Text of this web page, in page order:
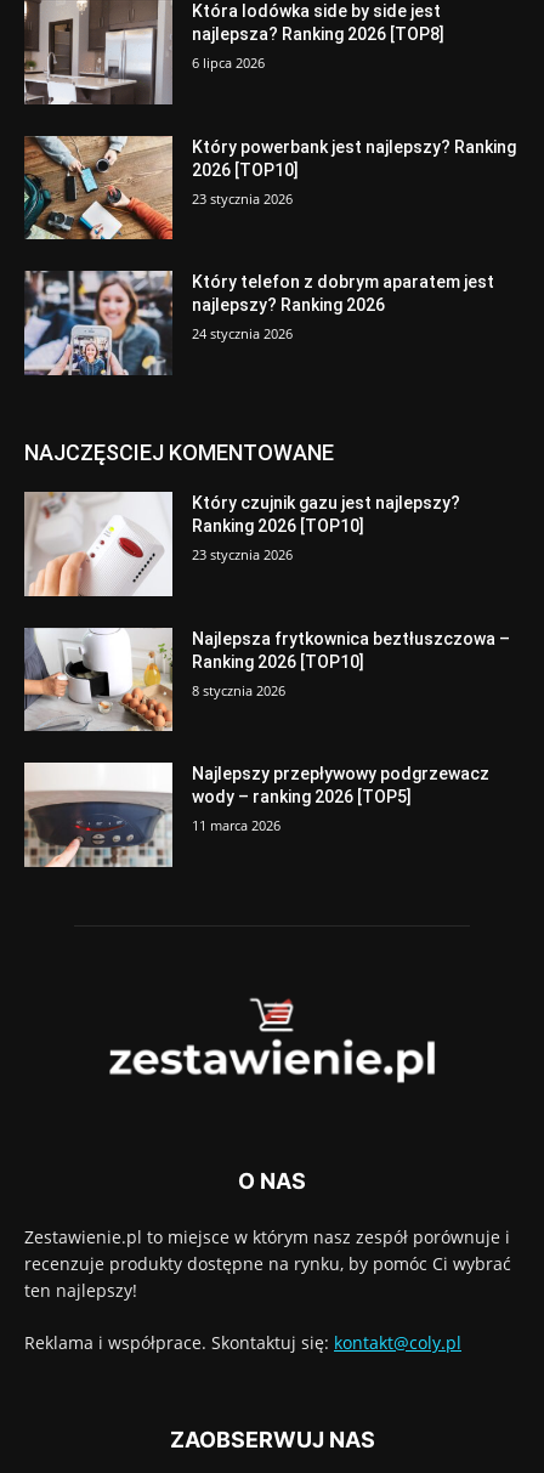
Która lodówka side by side jest
najlepsza? Ranking 2026 [TOP8]
6 lipca 2026
Który powerbank jest najlepszy? Ranking
2026 [TOP10]
23 stycznia 2026
Który telefon z dobrym aparatem jest
najlepszy? Ranking 2026
24 stycznia 2026
NAJCZĘSCIEJ KOMENTOWANE
Który czujnik gazu jest najlepszy?
Ranking 2026 [TOP10]
23 stycznia 2026
Najlepsza frytkownica beztłuszczowa –
Ranking 2026 [TOP10]
8 stycznia 2026
Najlepszy przepływowy podgrzewacz
wody – ranking 2026 [TOP5]
11 marca 2026
O NAS
Zestawienie.pl to miejsce w którym nasz zespół porównuje i
recenzuje produkty dostępne na rynku, by pomóc Ci wybrać
ten najlepszy!
Reklama i współprace. Skontaktuj się: kontakt@coly.pl
ZAOBSERWUJ NAS